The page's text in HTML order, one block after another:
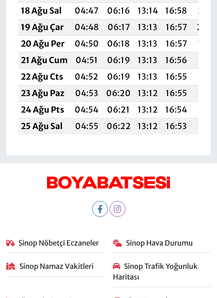
18 Ağu Sal
04:47 06:16 13:14 16:58
19 Ağu Çar
04:48 06:17 13:13 16:57
20 Ağu Per
04:50 06:18 13:13 16:57
21 Ağu Cum
04:51 06:19 13:13 16:56
22 Ağu Cts
04:52 06:19 13:13 16:55
23 Ağu Paz
04:53 06:20 13:12 16:55
24 Ağu Pts
04:54 06:21 13:12 16:54
25 Ağu Sal
04:55 06:22 13:12 16:53
Sinop Nöbetçi Eczaneler Sinop Hava Durumu
Sinop Namaz Vakitleri
Sinop Trafik Yoğunluk
Haritası